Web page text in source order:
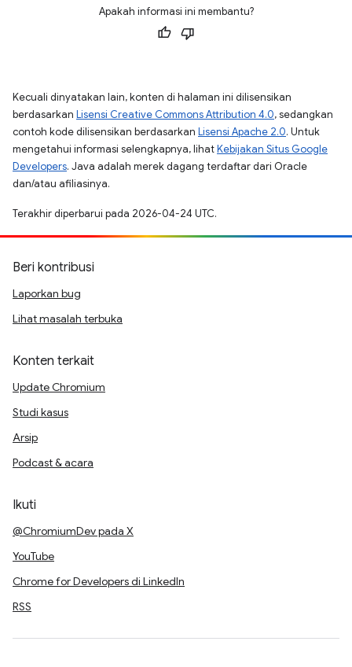
Apakah informasi ini membantu?
Kecuali dinyatakan lain, konten di halaman ini dilisensikan
berdasarkan Lisensi Creative Commons Attribution 4.0, sedangkan
contoh kode dilisensikan berdasarkan Lisensi Apache 2.0. Untuk
mengetahui informasi selengkapnya, lihatKebijakan Situs Google
Developers. Java adalah merek dagang terdaftar dari Oracle
dan/atau afiliasinya.
Terakhir diperbarui pada 2026-04-24 UTC.
Beri kontribusi
Laporkan bug
Lihat masalah terbuka
Konten terkait
Update Chromium
Studi kasus
Arsip
Podcast & acara
Ikuti
@ChromiumDev pada X
YouTube
Chrome for Developers di LinkedIn
RSS